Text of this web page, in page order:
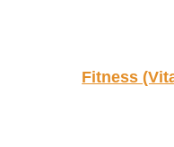
Fitness